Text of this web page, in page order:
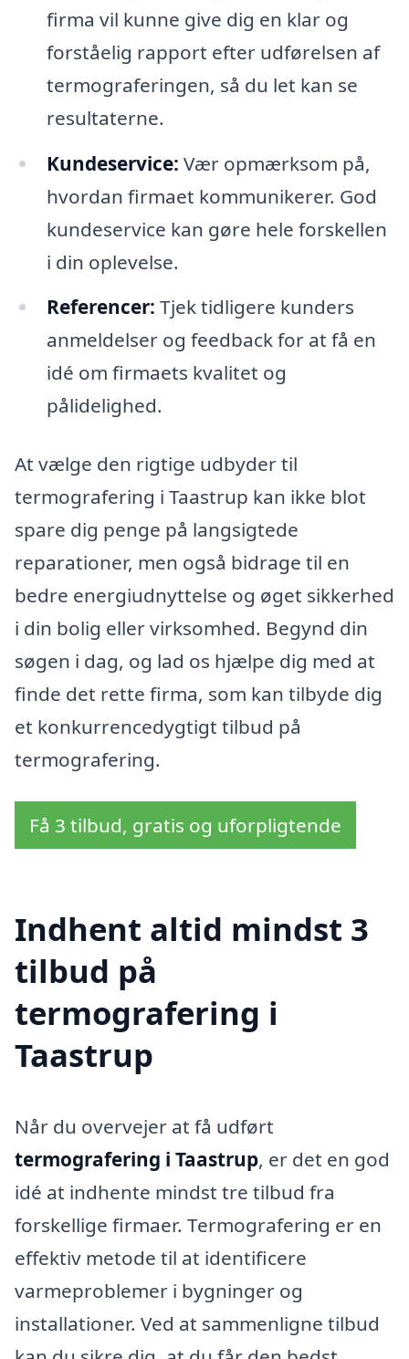
firma vil kunne give dig en klar og
forståelig rapport efter udførelsen af
termograferingen, så du let kan se
resultaterne.
Kundeservice: Vær opmærksom på,
hvordan firmaet kommunikerer. God
kundeservice kan gøre hele forskellen
i din oplevelse.
Referencer: Tjek tidligere kunders
anmeldelser og feedback for at få en
idé om firmaets kvalitet og
pålidelighed.
At vælge den rigtige udbyder til
termografering i Taastrup kan ikke blot
spare dig penge på langsigtede
reparationer, men også bidrage til en
bedre energiudnyttelse og øget sikkerhed
i din bolig eller virksomhed. Begynd din
søgen i dag, og lad os hjælpe dig med at
finde det rette firma, som kan tilbyde dig
et konkurrencedygtigt tilbud på
termografering.
Få 3 tilbud, gratis og uforpligtende
Indhent altid mindst 3
tilbud på
termografering i
Taastrup
Når du overvejer at få udført
termografering i Taastrup, er det en god
idé at indhente mindst tre tilbud fra
forskellige firmaer. Termografering er en
effektiv metode til at identificere
varmeproblemer i bygninger og
installationer. Ved at sammenligne tilbud